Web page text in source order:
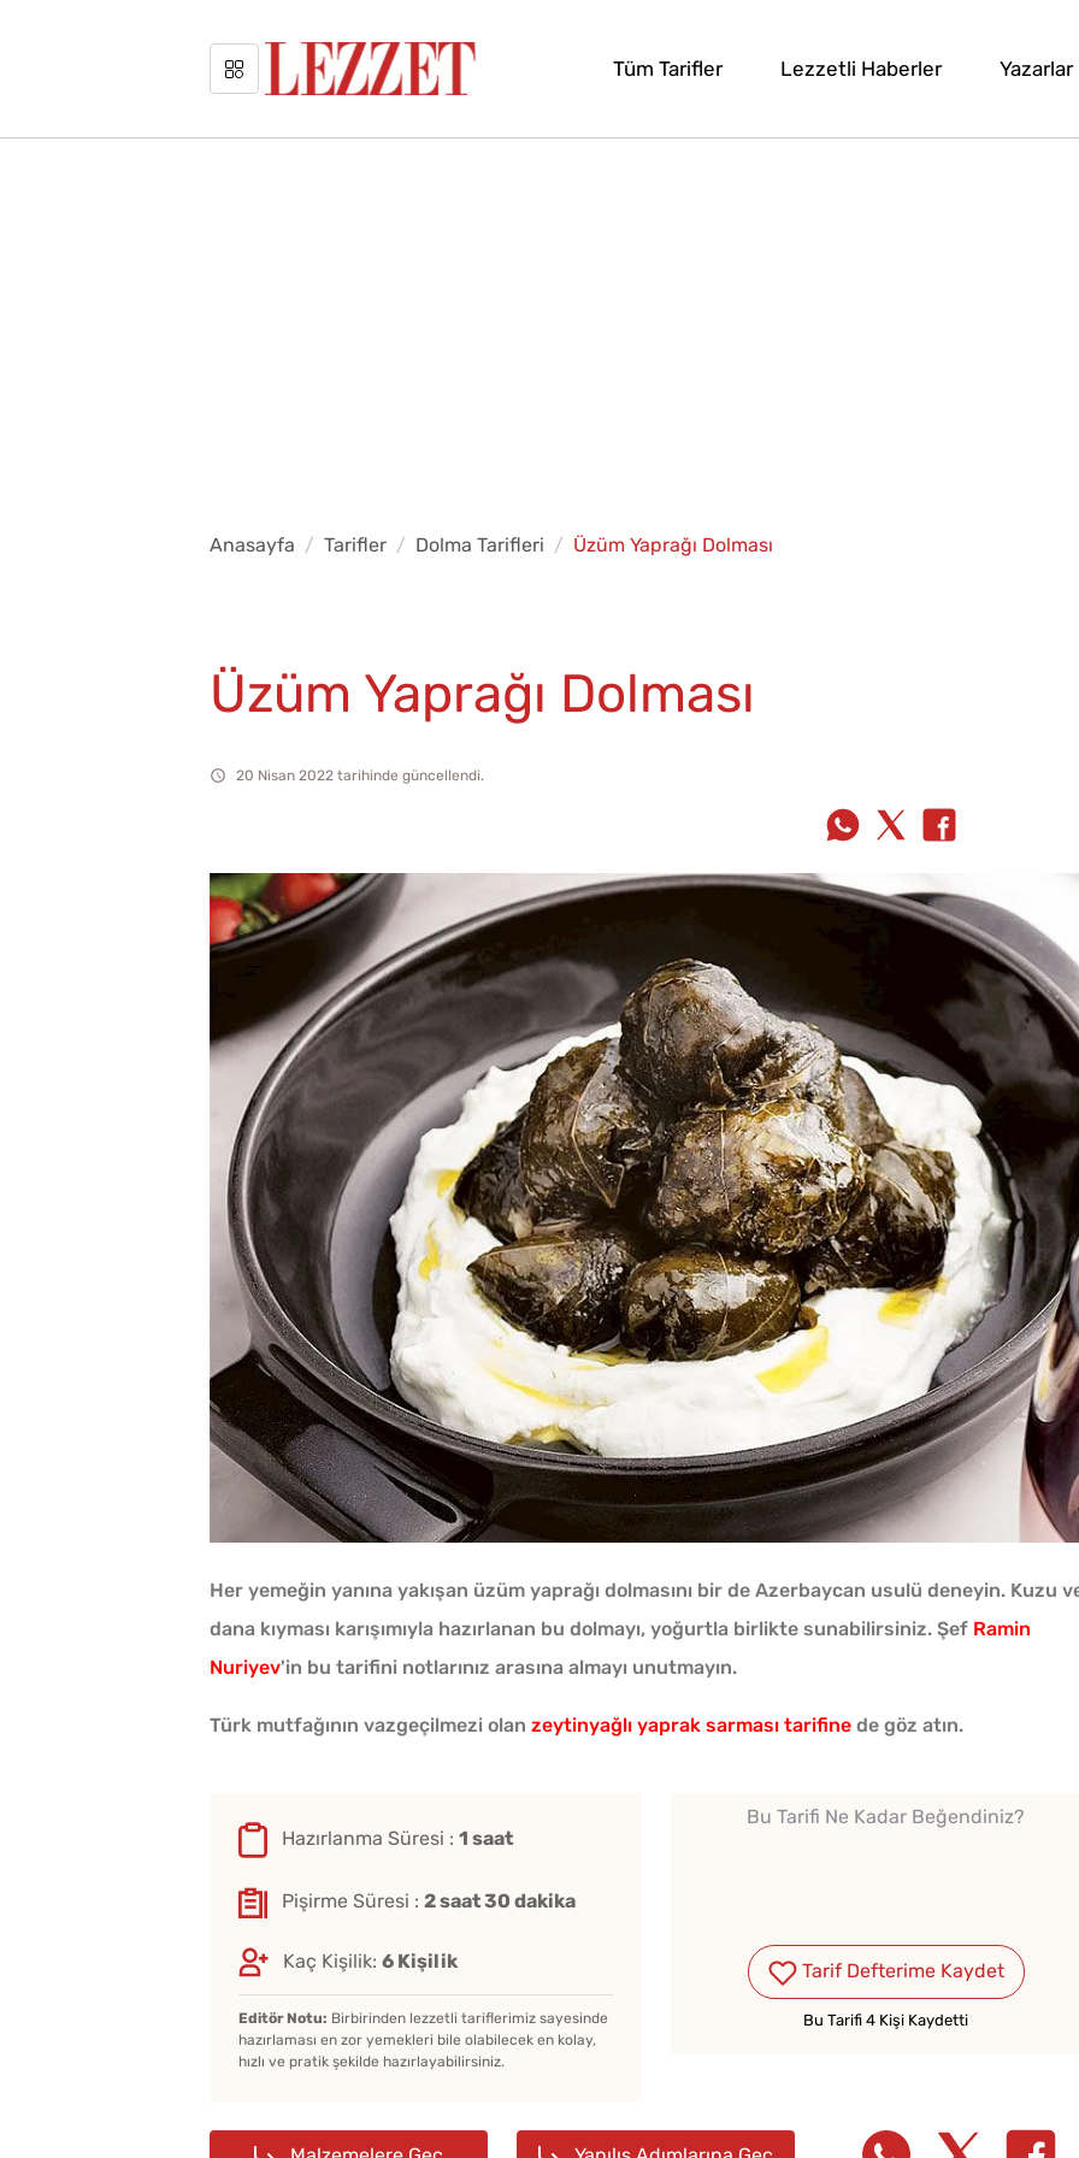
Tüm Tarifler Lezzetli Haberler Yazarlar
Anasayfa Tarifler Dolma Tarifleri Üzüm Yaprağı Dolması
Üzüm Yaprağı Dolması
20 Nisan 2022 tarihinde güncellendi.
Her yemeğin yanına yakışan üzüm yaprağı dolmasını bir de Azerbaycan usulü deneyin. Kuzu
dana kıyması karışımıyla hazırlanan bu dolmayı, yoğurtla birlikte sunabilirsiniz. Şef Ramin
Nuriyev'in bu tarifini notlarınız arasına almayı unutmayın.
Türk mutfağının vazgeçilmezi olan zeytinyağlı yaprak sarması tarifine de göz atın.
Hazırlanma Süresi : 1 saat
Pişirme Süresi : 2 saat 30 dakika
Kaç Kişilik: 6 Kişilik
Editör Notu: Birbirinden lezzetli tariflerimiz sayesinde
hazırlaması en zor yemekleri bile olabilecek en kolay,
hızlı ve pratik şekilde hazırlayabilirsiniz.
Bu Tarifi Ne Kadar Beğendiniz?
Tarif Defterime Kaydet
Bu Tarifi 4 Kişi Kaydetti
Mayalandırılır?
İçine Ne Konur?